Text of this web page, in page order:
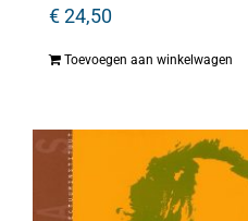
€24,50
Toevoegen aan winkelwagen